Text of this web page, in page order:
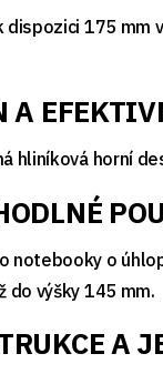
175
A
hliníková horní
notebooky o
do výšky 145 mm.
A